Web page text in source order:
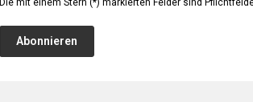
Die mit einem Stern (*) markierten Felder sind
Abonnieren